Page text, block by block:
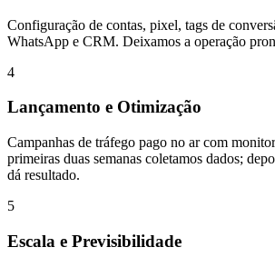
Configuração de contas, pixel, tags de
WhatsApp e CRM. Deixamos a operação
4
Lançamento e Otimização
Campanhas de tráfego pago no ar com
primeiras duas semanas coletamos dados;
dá resultado.
5
Escala e Previsibilidade